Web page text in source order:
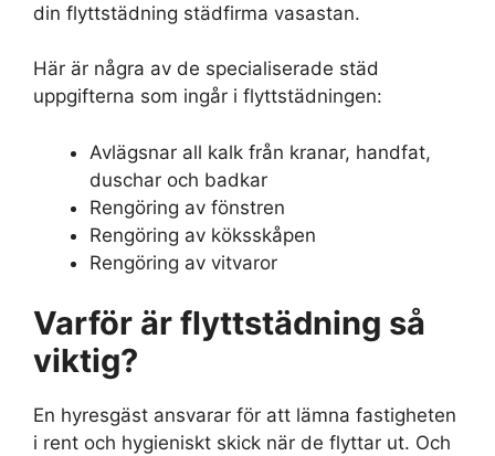
din flyttstädning städfirma vasastan.
Här är några av de specialiserade städ
uppgifterna som ingår i flyttstädningen:
Avlägsnar all kalk från kranar, handfat,
duschar och badkar
Rengöring av fönstren
Rengöring av köksskåpen
Rengöring av vitvaror
Varför är flyttstädning så
viktig?
En hyresgäst ansvarar för att lämna fastigheten
i rent och hygieniskt skick när de flyttar ut. Och